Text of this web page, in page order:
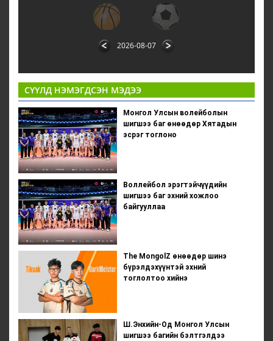
2026-08-07
СҮҮЛД НЭМЭГДСЭН МЭДЭЭ
Монгол Улсын волейболын
шигшээ баг өнөөдөр Хятадын
эсрэг тоглоно
Воллейбол эрэгтэйчүүдийн
шигшээ баг эхний хожлоо
байгууллаа
The MongolZ өнөөдөр шинэ
бүрэлдэхүүнтэй эхний
тоглолтоо хийнэ
Ш.Энхийн-Од Монгол Улсын
шигшээ багийн бэлтгэлдээ